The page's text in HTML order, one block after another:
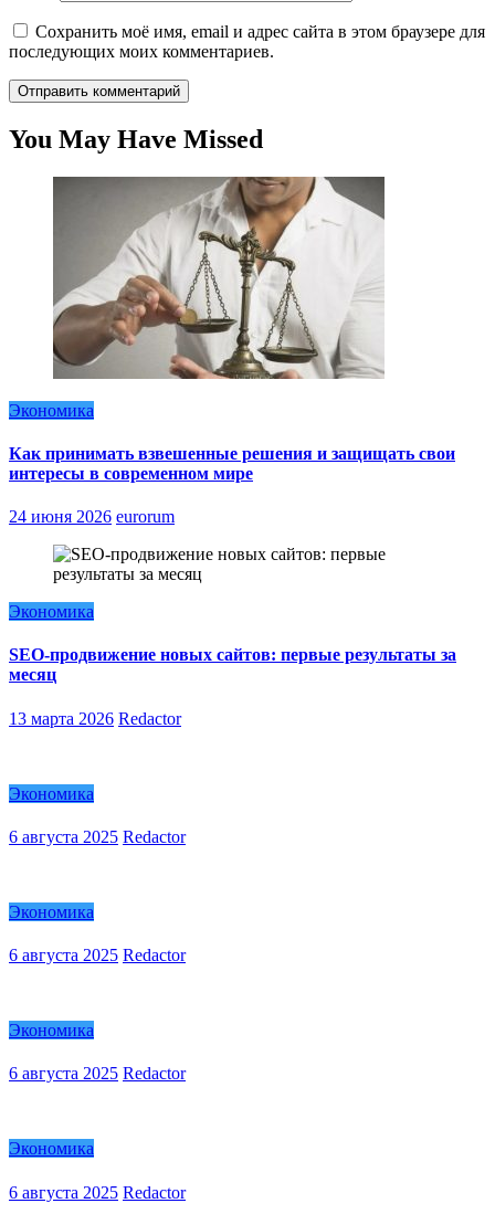
Сохранить моё имя, email и адрес сайта в этом браузере для
последующих моих комментариев.
You May Have Missed
Экономика
Как принимать взвешенные решения и защищать свои
интересы в современном мире
24 июня 2026 eurorum
Экономика
SEO-продвижение новых сайтов: первые результаты за
месяц
13 марта 2026 Redactor
Экономика
6 августа 2025 Redactor
Экономика
6 августа 2025 Redactor
Экономика
6 августа 2025 Redactor
Экономика
6 августа 2025 Redactor